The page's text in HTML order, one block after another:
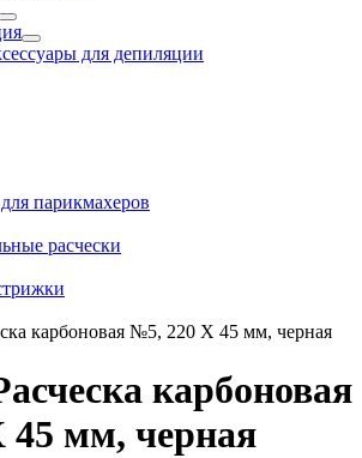
для депиляции
парикмахеров
расчески
карбоновая №5, 220 Х 45 мм, черная
карбоновая
мм, черная